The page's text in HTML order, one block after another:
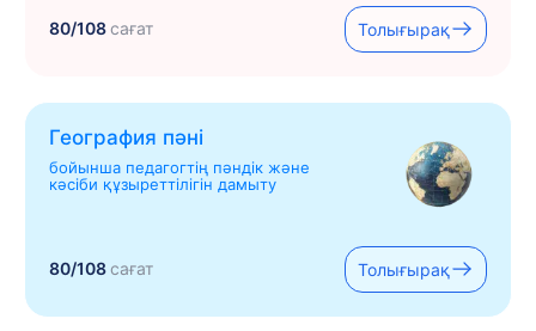
80/108сағат Толығырақ
География пәні
бойынша педагогтің пәндік және
кәсіби құзыреттілігін дамыту
80/108сағат Толығырақ